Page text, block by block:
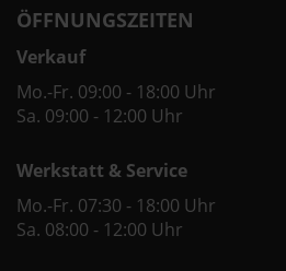
ÖFFNUNGSZEITEN
Verkauf
Mo.-Fr. 09:00 - 18:00 Uhr
Sa. 09:00 - 12:00 Uhr
Werkstatt & Service
Mo.-Fr. 07:30 - 18:00 Uhr
Sa. 08:00 - 12:00 Uhr